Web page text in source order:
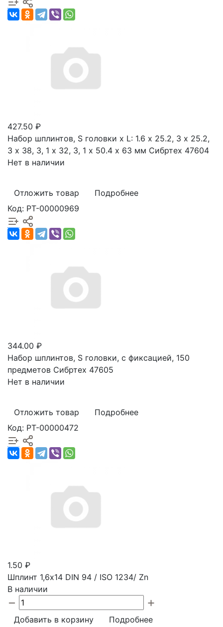
427.50 ₽
Набор шплинтов, S головки х L: 1.6 х 25.2, 3 х 25.2,
3 х 38, 3, 1 х 32, 3, 1 х 50.4 х 63 мм Сибртех 47604
Нет в наличии
Отложить товар
Подробнее
Код: РТ-00000969
344.00 ₽
Набор шплинтов, S головки, с фиксацией, 150
предметов Сибртех 47605
Нет в наличии
Отложить товар
Подробнее
Код: РТ-00000472
1.50 ₽
Шплинт 1,6x14 DIN 94 / ISO 1234/ Zn
В наличии
Добавить в корзину Подробнее